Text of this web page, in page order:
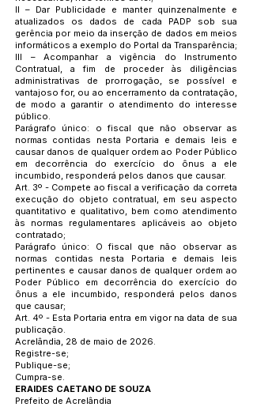
II – Dar Publicidade e manter quinzenalmente e
atualizados os dados de cada PADP sob sua
gerência por meio da inserção de dados em meios
informáticos a exemplo do Portal da Transparência;
III – Acompanhar a vigência do Instrumento
Contratual, a fim de proceder às diligências
administrativas de prorrogação, se possível e
vantajoso for, ou ao encerramento da contratação,
de modo a garantir o atendimento do interesse
público.
Parágrafo único: o fiscal que não observar as
normas contidas nesta Portaria e demais leis e
causar danos de qualquer ordem ao Poder Público
em decorrência do exercício do ônus a ele
incumbido, responderá pelos danos que causar.
Art. 3º - Compete ao fiscal a verificação da correta
execução do objeto contratual, em seu aspecto
quantitativo e qualitativo, bem como atendimento
às normas regulamentares aplicáveis ao objeto
contratado;
Parágrafo único: O fiscal que não observar as
normas contidas nesta Portaria e demais leis
pertinentes e causar danos de qualquer ordem ao
Poder Público em decorrência do exercício do
ônus a ele incumbido, responderá pelos danos
que causar;
Art. 4º - Esta Portaria entra em vigor na data de sua
publicação.
Acrelândia, 28 de maio de 2026.
Registre-se;
Publique-se;
Cumpra-se.
ERAIDES CAETANO DE SOUZA
Prefeito de Acrelândia